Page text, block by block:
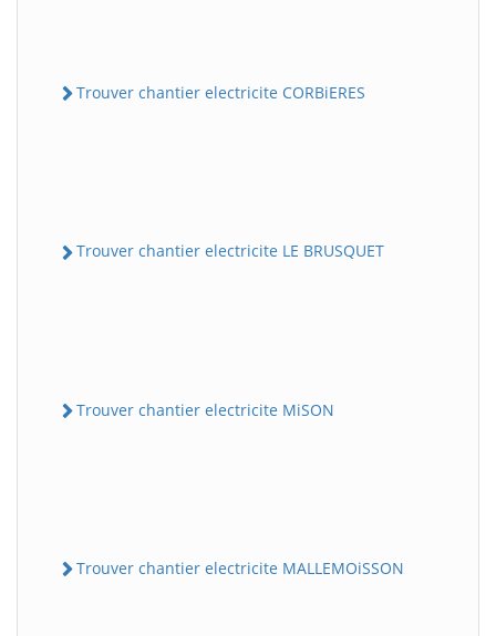
Trouver chantier electricite CORBiERES
Trouver chantier electricite LE BRUSQUET
Trouver chantier electricite MiSON
Trouver chantier electricite MALLEMOiSSON